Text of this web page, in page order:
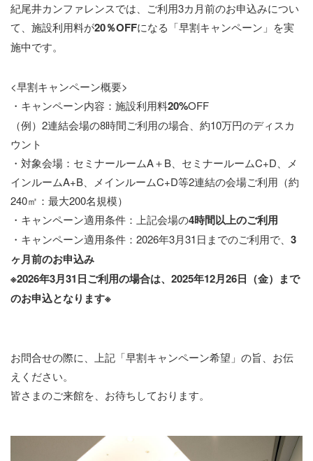
紀尾井カンファレンスでは、ご利用3カ月前のお申込みについ
て、 施設利用料が20％OFFになる「早割キャンペーン」を実
施中です。
<早割キャンペーン概要>
・キャンペーン内容：施設利用料20%OFF
（例）2連結会場の8時間ご利用の場合、約10万円のディスカ
ウント
・対象会場：セミナールームA＋B、セミナールームC+D、メ
インルームA+B、メインルームC+D等2連結の会場ご利用（約
240㎡：最大200名規模）
・キャンペーン適用条件：上記会場の4時間以上のご利用
・キャンペーン適用条件：2026年3月31日までのご利用で、 3
ヶ月前のお申込み
※2026年3月31日ご利用の場合は、2025年12月26日（金）まで
のお申込となります※
お問合せの際に、上記「早割キャンペーン希望」の旨、お伝
えください。
皆さまのご来館を、お待ちしております。